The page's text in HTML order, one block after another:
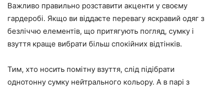
Важливо правильно розставити акценти у своєму
гардеробі. Якщо ви віддаєте перевагу яскравий одяг з
безліччю елементів, що притягують погляд, сумку і
взуття краще вибрати більш спокійних відтінків.
Тим, хто носить помітну взуття, слід підібрати
однотонну сумку нейтрального кольору. А в парі з